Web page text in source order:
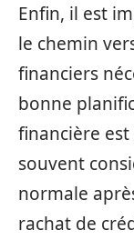
Enfin, il est
le chemin
financiers
bonne
financière
souvent
normale
rachat de